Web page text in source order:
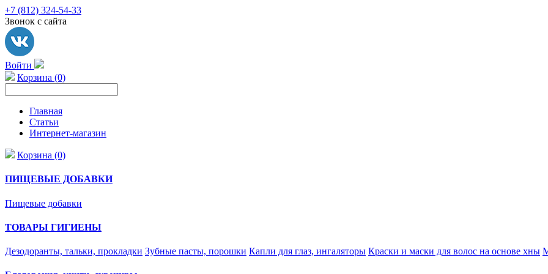
+7 (812) 324-54-33
Звонок с сайта
Войти
Корзина (0)
Главная
Статьи
Интернет-магазин
Корзина (0)
ПИЩЕВЫЕ ДОБАВКИ
Пищевые добавки
ТОВАРЫ ГИГИЕНЫ
Дезодоранты, тальки, прокладки Зубные пасты, порошки Капли для глаз, ингаляторы Краски и маски для волос на основе хны